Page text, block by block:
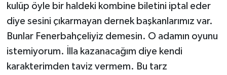
kulüp öyle bir haldeki kombine biletini iptal eder
diye sesini çıkarmayan dernek başkanlarımız var.
Bunlar Fenerbahçeliyiz demesin. O adamın oyunu
istemiyorum. İlla kazanacağım diye kendi
karakterimden taviz vermem. Bu tarz